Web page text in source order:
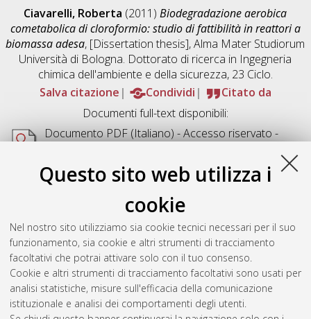
Questo sito web utilizza i
cookie
Nel nostro sito utilizziamo sia cookie tecnici necessari per il suo
funzionamento, sia cookie e altri strumenti di tracciamento
facoltativi che potrai attivare solo con il tuo consenso.
Cookie e altri strumenti di tracciamento facoltativi sono usati per
analisi statistiche, misure sull'efficacia della comunicazione
istituzionale e analisi dei comportamenti degli utenti.
Ciavarelli, Roberta (2011)Biodegradazione aerobica
cometabolica di cloroformio: studio di fattibilità in reattori a
biomassa adesa, [Dissertation thesis], Alma Mater Studiorum
Università di Bologna. Dottorato di ricerca in Ingegneria
chimica dell'ambiente e della sicurezza, 23 Ciclo.
Salva citazione
Condividi
Citato da
Documenti full-text disponibili:
Documento PDF(Italiano) - Accesso riservato -
Acrobat Reader
Download (4MB)
Abstract
Altri metadati
Gestione del documento: